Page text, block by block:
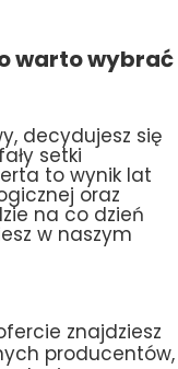
warto wybrać
decydujesz się
setki
to wynik lat
oraz
na co dzień
w naszym
znajdziesz
producentów,